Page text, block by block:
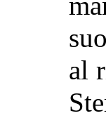
al